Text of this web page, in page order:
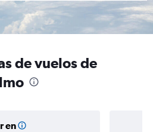
de vuelos de
en